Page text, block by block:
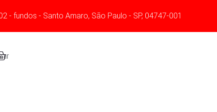
- fundos - Santo Amaro, São Paulo - SP, 04747-001